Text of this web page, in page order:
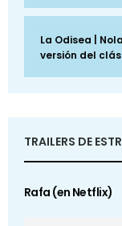
La Odisea |
versión del
TRAILERS DE
Rafa (en Netflix)